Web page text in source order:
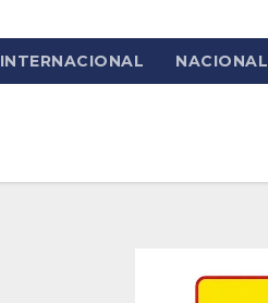
INTERNACIONAL NACIONAL